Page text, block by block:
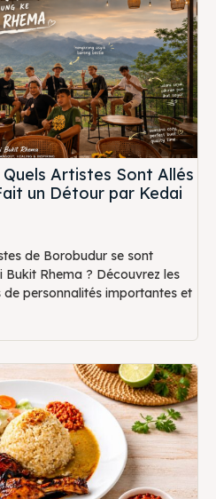
Artistes Sont Allés
un Détour par Kedai
de Borobudur se sont
Rhema ? Découvrez les
personnalités importantes et